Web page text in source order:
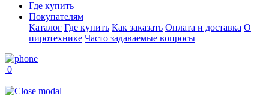
Где купить
Покупателям
Каталог Где купить Как заказать Оплата и доставка О
пиротехнике Часто задаваемые вопросы
0